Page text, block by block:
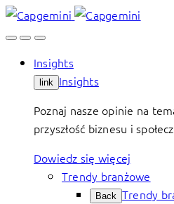
Skip
to
Insights
link Insights
Poznaj nasze opinie na
przyszłość biznesu i
Dowiedz się więcej
Trendy branżowe
Back Trendy